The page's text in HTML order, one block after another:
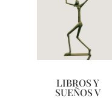
LIBROS Y
SUEÑOS V